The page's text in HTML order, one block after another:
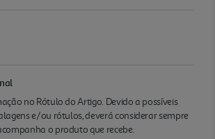
no Rótulo do Artigo. Devido a possíveis
e/ou rótulos, deverá considerar sempre
o produto que recebe.